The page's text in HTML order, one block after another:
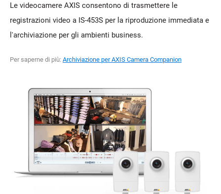
Le videocamere AXIS consentono di trasmettere le
registrazioni video a IS-453S per la riproduzione immediata e
l'archiviazione per gli ambienti business.
Per saperne di più: Archiviazione per AXIS Camera Companion